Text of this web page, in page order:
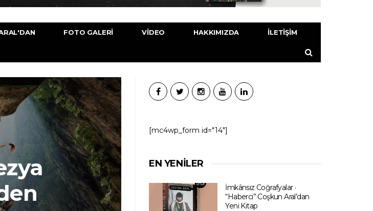
FOTO GALERI VIDEO HAKKIMIZDA İLETIŞIM
[mc4wp_form id="14"]
EN YENILER
İmkânsız Coğrafyalar ·
“Haberci” Coşkun Aral’dan
Yeni Kitap